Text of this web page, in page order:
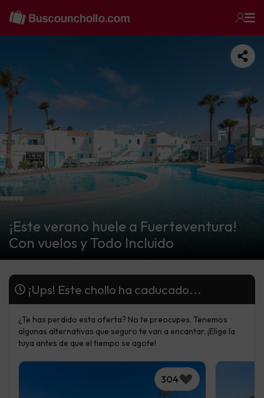
¡Este verano huele a Fuerteventura!
Con vuelos y Todo Incluido
¡Ups! Este chollo ha caducado...
¿Te has perdido esta oferta? No te preocupes. Tenemos
algunas alternativas que seguro te van a encantar. ¡Elige la
tuya antes de que el tiempo se agote!
304